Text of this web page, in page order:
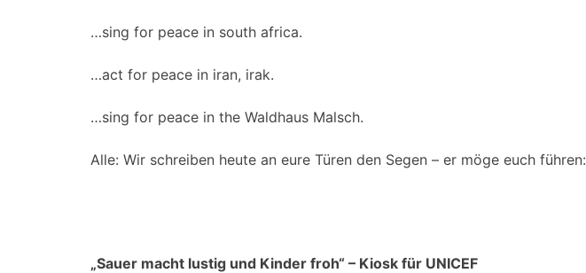
…sing for peace in south africa.
…act for peace in iran, irak.
…sing for peace in the Waldhaus Malsch.
Alle: Wir schreiben heute an eure Türen den Segen – er möge euch führen:
„Sauer macht lustig und Kinder froh“ – Kiosk für UNICEF